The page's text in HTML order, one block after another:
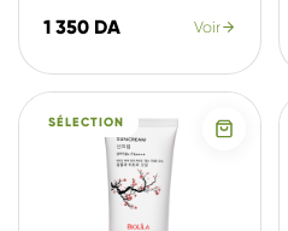
1 350 DA Voir
SÉLECTION